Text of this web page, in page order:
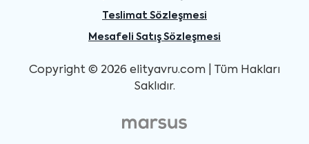
Teslimat Sözleşmesi
Mesafeli Satış Sözleşmesi
Copyright © 2026 elityavru.com | Tüm Hakları
Saklıdır.